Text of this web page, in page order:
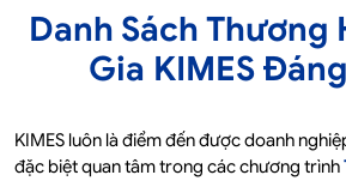
Danh Sách Thương
Gia KIMES
KIMES luôn là điểm đến được doanh
đặc biệt quan tâm trong các chương trình